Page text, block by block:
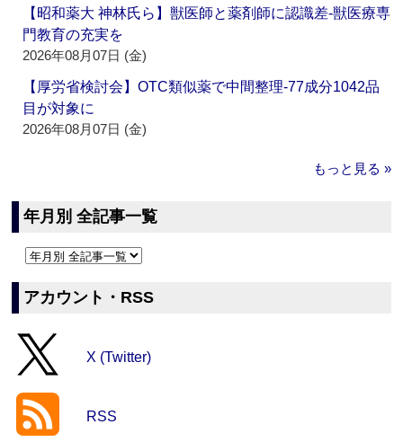
【昭和薬大 神林氏ら】獣医師と薬剤師に認識差‐獣医療専
門教育の充実を
2026年08月07日 (金)
【厚労省検討会】OTC類似薬で中間整理‐77成分1042品
目が対象に
2026年08月07日 (金)
もっと見る »
年月別 全記事一覧
アカウント・RSS
X (Twitter)
RSS